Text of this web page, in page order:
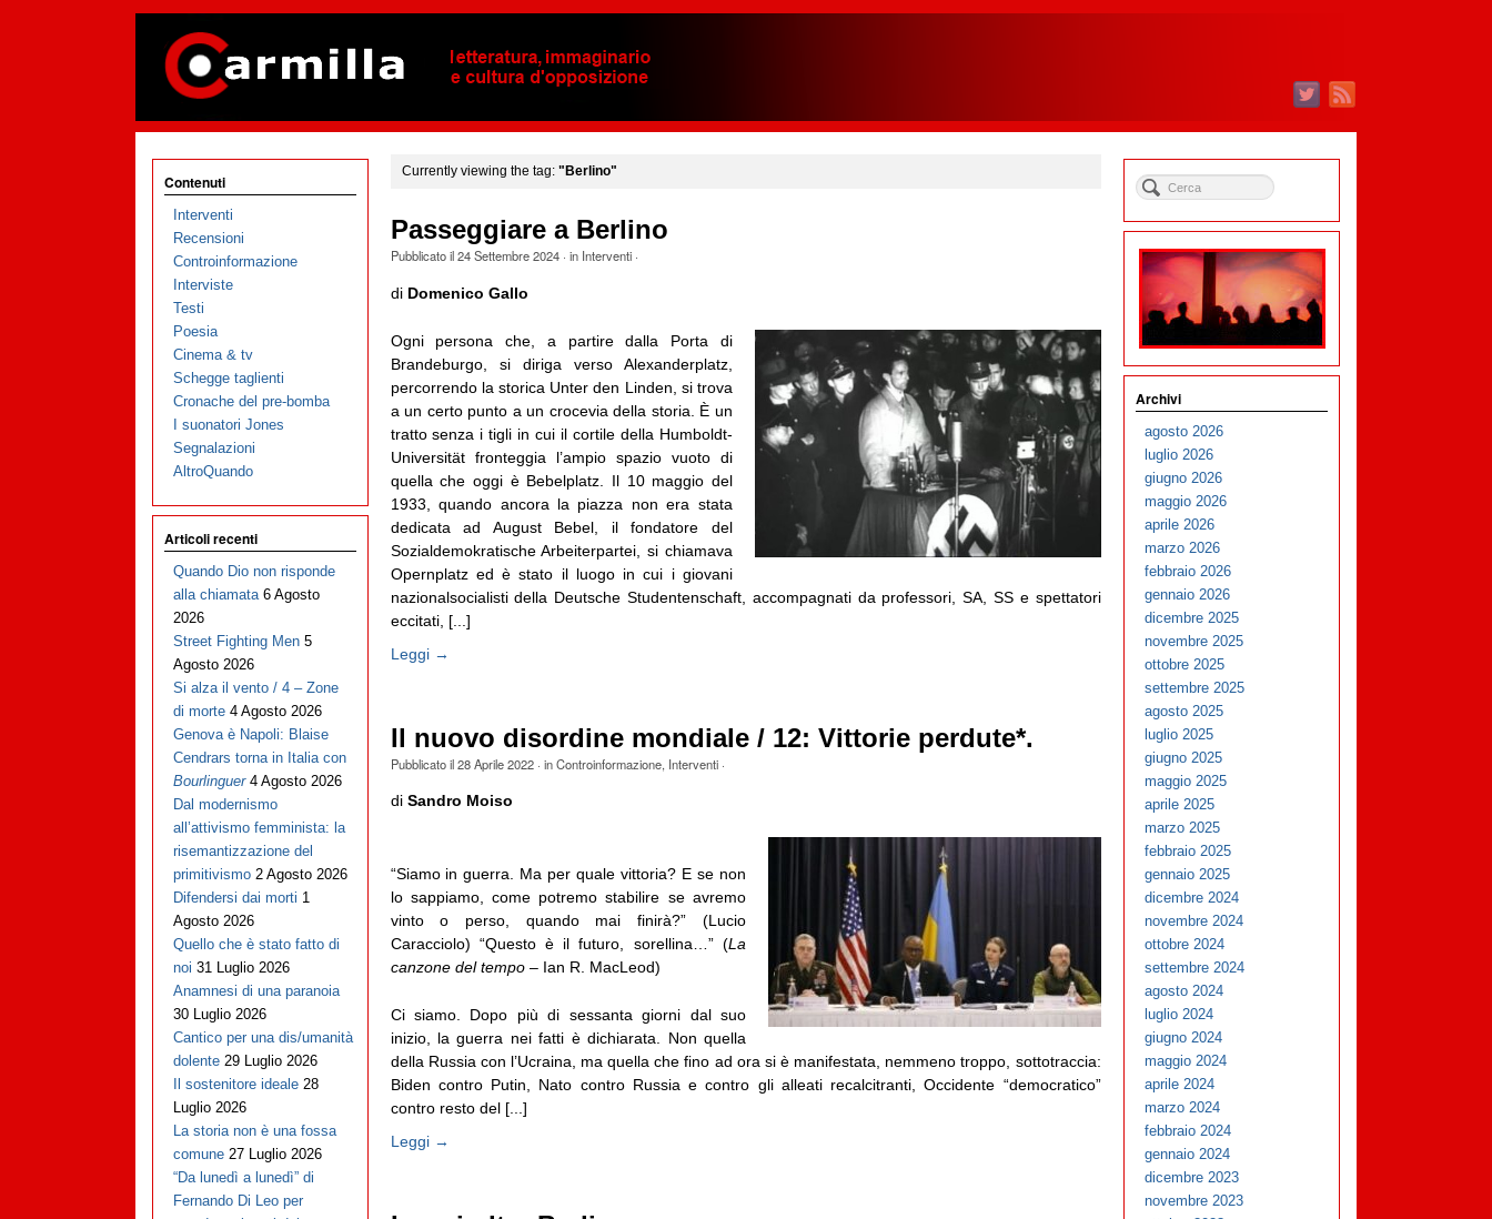
Currently viewing the tag: "Berlino"
Passeggiare a Berlino
Pubblicato il24 Settembre 2024· in Interventi·
di Domenico Gallo
Ogni persona che, a partire dalla Porta di
Brandeburgo, si diriga verso Alexanderplatz,
percorrendo la storica Unter den Linden, si trova
a un certo punto a un crocevia della storia. È un
tratto senza i tigli in cui il cortile della Humboldt-
Universität fronteggia l’ampio spazio vuoto di
quella che oggi è Bebelplatz. Il 10 maggio del
1933, quando ancora la piazza non era stata
dedicata ad August Bebel, il fondatore del
Sozialdemokratische Arbeiterpartei, si chiamava
Opernplatz ed è stato il luogo in cui i giovani
nazionalsocialisti della Deutsche Studentenschaft, accompagnati da professori, SA, SS e spettatori
eccitati, [...]
Leggi →
Il nuovo disordine mondiale / 12: Vittorie perdute*.
Pubblicato il28 Aprile 2022· inControinformazione, Interventi·
di Sandro Moiso
“Siamo in guerra. Ma per quale vittoria? E se non
lo sappiamo, come potremo stabilire se avremo
vinto o perso, quando mai finirà?” (Lucio
Caracciolo) “Questo è il futuro, sorellina…” (La
canzone del tempo– Ian R. MacLeod)
Ci siamo. Dopo più di sessanta giorni dal suo
inizio, la guerra nei fatti è dichiarata. Non quella
della Russia con l’Ucraina, ma quella che fino ad ora si è manifestata, nemmeno troppo, sottotraccia:
Biden contro Putin, Nato contro Russia e contro gli alleati recalcitranti, Occidente “democratico”
contro resto del [...]
Leggi →
Contenuti
Interventi
Recensioni
Controinformazione
Interviste
Testi
Poesia
Cinema & tv
Schegge taglienti
Cronache del pre-bomba
I suonatori Jones
Segnalazioni
AltroQuando
Articoli recenti
Quando Dio non risponde
alla chiamata 6 Agosto
2026
Street Fighting Men 5
Agosto 2026
Si alza il vento / 4 – Zone
di morte 4 Agosto 2026
Genova è Napoli: Blaise
Cendrars torna in Italia con
Bourlinguer 4 Agosto 2026
Dal modernismo
all’attivismo femminista: la
risemantizzazione del
primitivismo 2 Agosto 2026
Difendersi dai morti 1
Agosto 2026
Quello che è stato fatto di
noi 31 Luglio 2026
Anamnesi di una paranoia
30 Luglio 2026
Cantico per una dis/umanità
dolente 29 Luglio 2026
Il sostenitore ideale 28
Luglio 2026
La storia non è una fossa
comune 27 Luglio 2026
“Da lunedì a lunedì” di
Fernando Di Leo per
Archivi
agosto 2026
luglio 2026
giugno 2026
maggio 2026
aprile 2026
marzo 2026
febbraio 2026
gennaio 2026
dicembre 2025
novembre 2025
ottobre 2025
settembre 2025
agosto 2025
luglio 2025
giugno 2025
maggio 2025
aprile 2025
marzo 2025
febbraio 2025
gennaio 2025
dicembre 2024
novembre 2024
ottobre 2024
settembre 2024
agosto 2024
luglio 2024
giugno 2024
maggio 2024
aprile 2024
marzo 2024
febbraio 2024
gennaio 2024
dicembre 2023
novembre 2023